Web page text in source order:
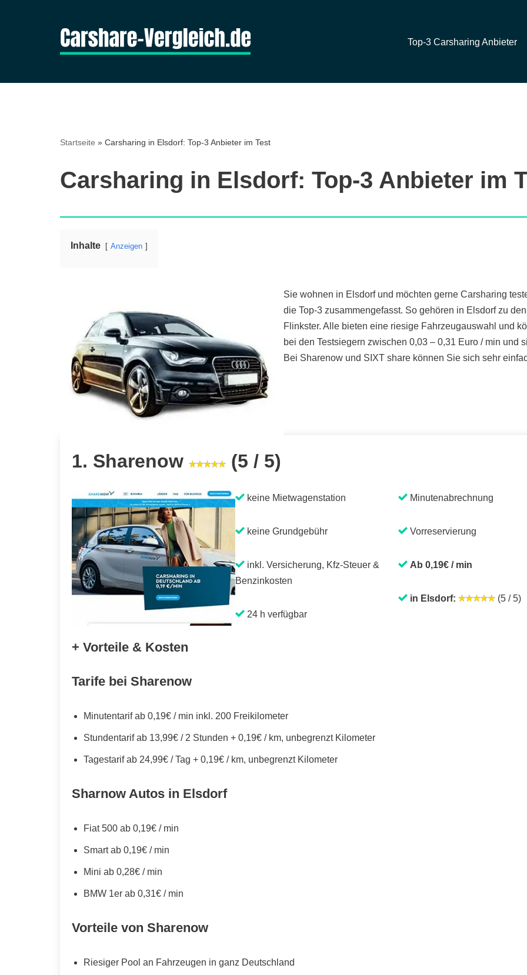
Top-3 Carsharing Anbieter
Startseite » Carsharing in Elsdorf: Top-3 Anbieter im Test
Carsharing in Elsdorf: Top-3 Anbieter im
Inhalte Anzeigen
Sie wohnen in Elsdorf und möchten gerne Carsharing
die Top-3 zusammengefasst. So gehören in Elsdorf zu
Flinkster. Alle bieten eine riesige Fahrzeugauswahl und
bei den Testsiegern zwischen 0,03 – 0,31 Euro / min und
Bei Sharenow und SIXT share können Sie sich sehr
1. Sharenow (5 / 5)
keine Mietwagenstation
keine Grundgebühr
inkl. Versicherung, Kfz-Steuer &
Benzinkosten
24 h verfügbar
Minutenabrechnung
Vorreservierung
Ab 0,19€ / min
in Elsdorf: (5 / 5)
+ Vorteile & Kosten
Tarife bei Sharenow
Minutentarif ab 0,19€ / min inkl. 200 Freikilometer
Stundentarif ab 13,99€ / 2 Stunden + 0,19€ / km, unbegrenzt Kilometer
Tagestarif ab 24,99€ / Tag + 0,19€ / km, unbegrenzt Kilometer
Sharnow Autos in Elsdorf
Fiat 500 ab 0,19€ / min
Smart ab 0,19€ / min
Mini ab 0,28€ / min
BMW 1er ab 0,31€ / min
Vorteile von Sharenow
Riesiger Pool an Fahrzeugen in ganz Deutschland